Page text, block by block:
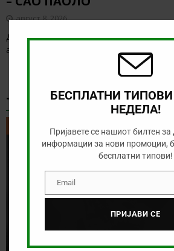
август 8, 2026
Денес нема голема понуда за
анализираме дуелот од бразилското
ТИКЕТ НА ДЕНОТ
ТИКЕТ НА ДЕНОТ
БЕСПЛАТНИ
НЕДЕЛА!
Пријавете се нашиот билтен
информации за нови промоции,
бесплатни типови!
EmailEmail
ПРИЈАВИ СЕ